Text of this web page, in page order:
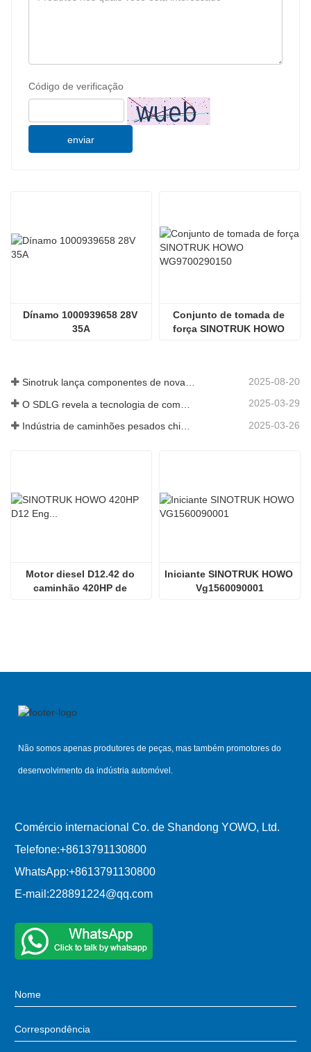
Código de verificação
enviar
Dínamo 1000939658 28V
35A
Conjunto de tomada de
força SINOTRUK HOWO
Sinotruk lança componentes de nova geração para camiões pesados: aumentando a eficiência e a fiabilidade da logística global 2025-08-20
2025-03-29
2025-03-26
Motor diesel D12.42 do
caminhão 420HP de
Iniciante SINOTRUK HOWO
Vg1560090001
Não somos apenas produtores de peças, mas também promotores do
desenvolvimento da indústria automóvel.
Comércio internacional Co. de Shandong YOWO, Ltd.
Telefone:+8613791130800
WhatsApp:+8613791130800
E-mail:228891224@qq.com